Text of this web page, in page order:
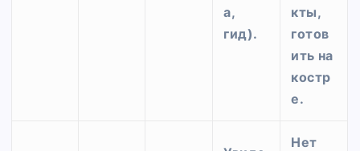
а,
гид).
кты,
готов
ить на
костр
е.
Нет